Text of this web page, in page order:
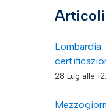
28 Lug alle